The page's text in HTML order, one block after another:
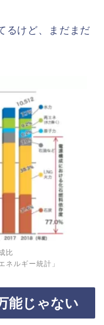
るけど、まだまだ
比
ネルギー統計」
能じゃない